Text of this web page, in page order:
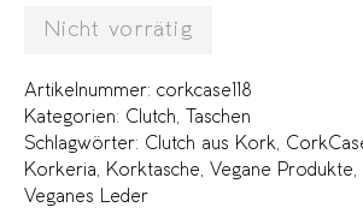
Nicht vorrätig
Artikelnummer: corkcase118
Kategorien: Clutch
Taschen
Schlagwörter: Clutch aus Kork
Korkeria
Korktasche Vegane Produkte
Veganes Leder